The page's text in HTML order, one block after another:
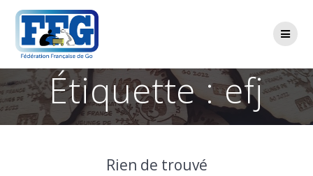
Étiquette :efj
Rien de trouvé